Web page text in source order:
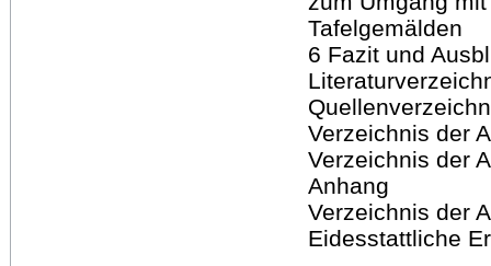
Tafelgemälden
6 Fazit und
Verzeichnis der
Verzeichnis der
Anhang
Verzeichnis der
Eidesstattliche